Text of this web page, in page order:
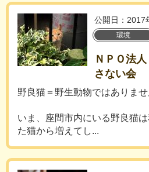
公開日：2017
環境
ＮＰＯ法
さない会
野良猫＝野生動物ではありませ
いま、座間市内にいる野良猫
た猫から増えてし...